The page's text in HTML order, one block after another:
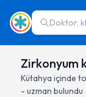
Doktor,
Zirkonyum
Kütahya içinde
- uzman bulundu